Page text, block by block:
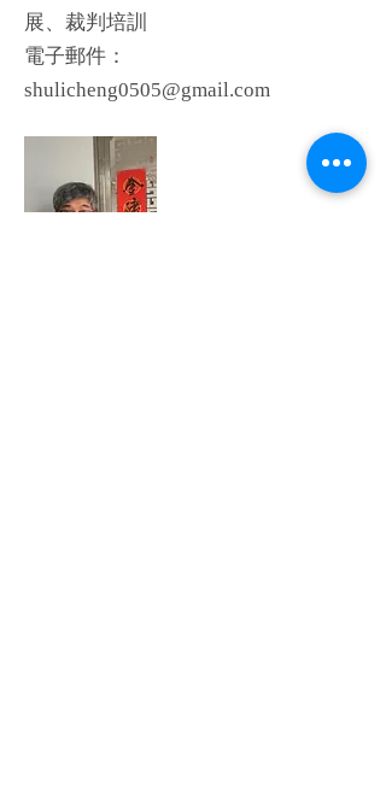
展、裁判培訓
​電子郵件：
shulicheng0505@gmail.com